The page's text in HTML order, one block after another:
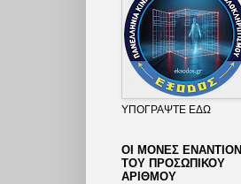
ΥΠΟΓΡΑΨΤΕ ΕΔΩ
ΟΙ ΜΟΝΕΣ ΕΝΑΝΤΙΟΝ
ΤΟΥ ΠΡΟΣΩΠΙΚΟΥ
ΑΡΙΘΜΟΥ